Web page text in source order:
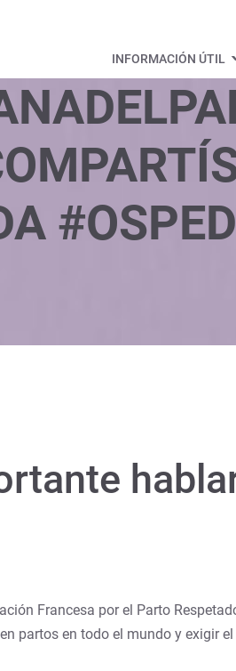
INFORMACIÓN ÚTIL
Francesa por el Parto
partos en todo el mundo y exigir